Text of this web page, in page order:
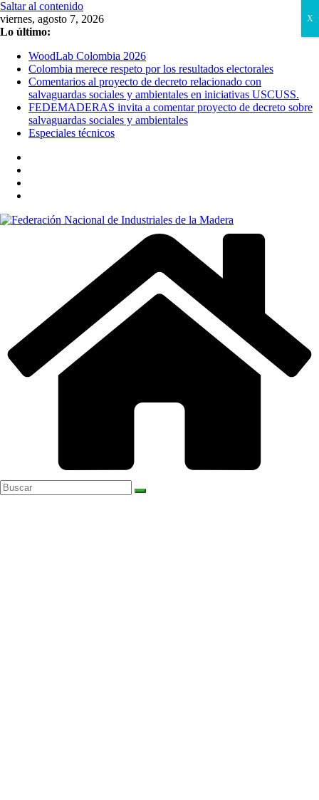
Saltar al contenido
viernes, agosto 7, 2026
Lo último:
WoodLab Colombia 2026
Colombia merece respeto por los resultados electorales
Comentarios al proyecto de decreto relacionado con
salvaguardas sociales y ambientales en iniciativas USCUSS.
FEDEMADERAS invita a comentar proyecto de decreto sobre
salvaguardas sociales y ambientales
Especiales técnicos
X